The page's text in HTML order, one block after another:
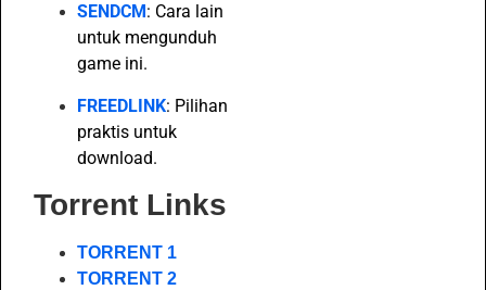
SENDCM : Cara lain
untuk mengunduh
game ini.
FREEDLINK: Pilihan
praktis untuk
download.
Torrent Links
TORRENT 1
TORRENT 2